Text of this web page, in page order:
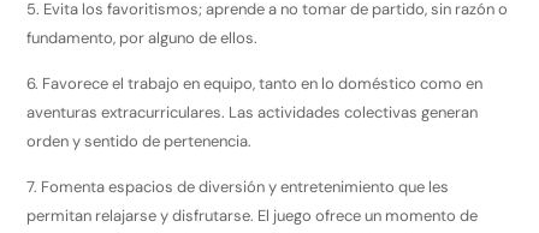
5. Evita los favoritismos; aprende a no tomar de partido, sin razón o
fundamento, por alguno de ellos.
6. Favorece el trabajo en equipo, tanto en lo doméstico como en
aventuras extracurriculares. Las actividades colectivas generan
orden y sentido de pertenencia.
7. Fomenta espacios de diversión y entretenimiento que les
permitan relajarse y disfrutarse. El juego ofrece un momento de